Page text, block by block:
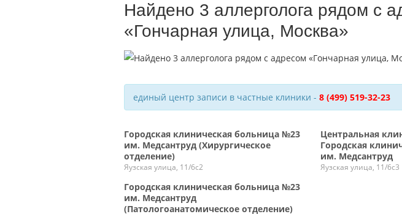
Найдено 3 аллерголога рядом с
«Гончарная улица, Москва»
единый центр записи в частные клиники - 8 (499) 519-32-23
Городская клиническая больница №23
им. Медсантруд (Хирургическое
отделение)
Яузская улица, 11/6с2
Городская клиническая больница №23
им. Медсантруд
(Патологоанатомическое отделение)
Центральная
Городская
им. Медсантруд
Яузская улица, 11/6с3